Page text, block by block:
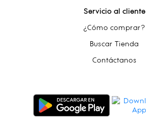
Servicio al cliente
¿Cómo comprar?
Buscar Tienda
Contáctanos